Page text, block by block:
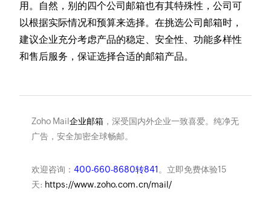
用。自然，别的四个公司邮箱也有其特殊性，公司可
以根据实际情况和预算来选择。在挑选公司邮箱时，
建议企业充分考虑产品的稳定、安全性、功能多样性
和售后服务，保证选择合适的邮箱产品。
Zoho Mail企业邮箱，深受国内外企业一致喜爱。纯净无
广告，安全加密全球畅邮。
欢迎咨询： 400-660-8680转841 。立即免费体验15
天: https://www.zoho.com.cn/mail/